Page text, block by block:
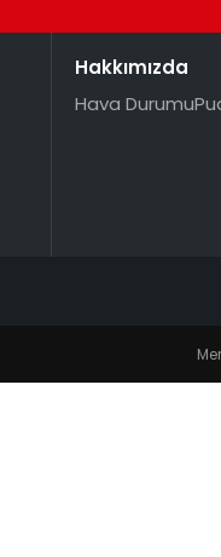
Hakkımızda
Hava Durumu